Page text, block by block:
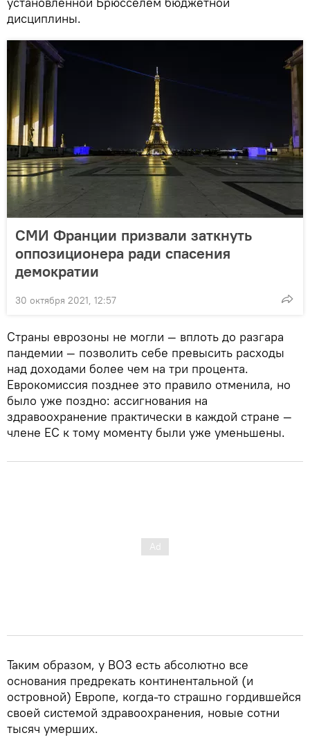
дисциплины.
СМИ Франции призвали заткнуть
оппозиционера ради спасения
демократии
30 октября 2021, 12:57
Страны еврозоны не могли — вплоть до разгара
пандемии — позволить себе превысить расходы
над доходами более чем на три процента.
Еврокомиссия позднее это правило отменила, но
было уже поздно: ассигнования на
здравоохранение практически в каждой стране —
члене ЕС к тому моменту были уже уменьшены.
Таким образом, у ВОЗ есть абсолютно все
основания предрекать континентальной (и
островной) Европе, когда-то страшно гордившейся
своей системой здравоохранения, новые сотни
тысяч умерших.